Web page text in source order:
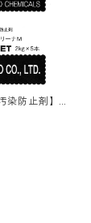
染防止剤】
イトクリー